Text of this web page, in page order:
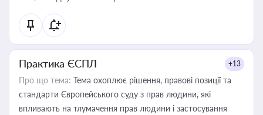
Практика ЄСПЛ +13
Про що тема: Тема охоплює рішення, правові позиції та
стандарти Європейського суду з прав людини, які
впливають на тлумачення прав людини і застосування